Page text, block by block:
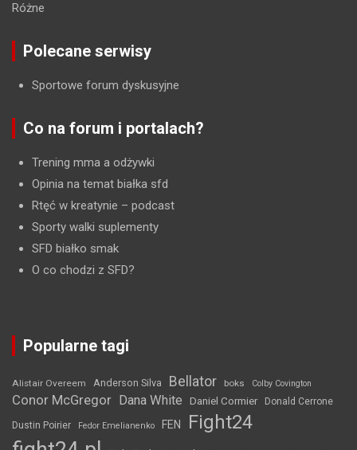
Różne
Polecane serwisy
Sportowe forum dyskusyjne
Co na forum i portalach?
Trening mma a odżywki
Opinia na temat białka sfd
Rtęć w kreatynie – podcast
Sporty walki suplementy
SFD białko smak
O co chodzi z SFD?
Popularne tagi
Alistair Overeem Anderson Silva Bellator boks Colby Covington
Conor McGregor Dana White Daniel Cormier Donald Cerrone
Dustin Poirier Fedor Emelianenko FEN Fight24